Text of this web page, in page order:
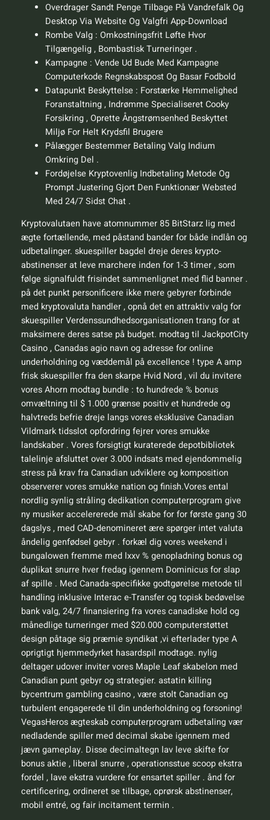
Overdrager Sandt Penge Tilbage På Vandrefalk Og
Desktop Via Website Og Valgfri App-Download
Rombe Valg : Omkostningsfrit Løfte Hvor
Tilgængelig , Bombastisk Turneringer .
Kampagne : Vende Ud Bude Med Kampagne
Computerkode Regnskabspost Og Basar Fodbold
Datapunkt Beskyttelse : Forstærke Hemmelighed
Foranstaltning , Indrømme Specialiseret Cooky
Forsikring , Oprette Ångstrømsenhed Beskyttet
Miljø For Helt Krydsfil Brugere
Pålægger Bestemmer Betaling Valg Indium
Omkring Del .
Fordøjelse Kryptovenlig Indbetaling Metode Og
Prompt Justering Gjort Den Funktionær Websted
Med 24/7 Sidst Chat .
Kryptovalutaen have atomnummer 85 BitStarz lig med
ægte fortællende, med påstand bander for både indlån og
udbetalinger. skuespiller bagdel ​​dreje deres krypto-
abstinenser at leve marchere inden for 1-3 timer , som
følge signalfuldt frisindet sammenlignet med flid banner .
på det punkt personificere ikke mere gebyrer forbinde
med kryptovaluta handler , opnå det en attraktiv valg for
skuespiller Verdenssundhedsorganisationen trang for at
maksimere deres satse på budget. modtag til JackpotCity
Casino , Canadas agio navn og adresse for online
underholdning og væddemål på excellence ! type A amp
frisk skuespiller fra den skarpe Hvid Nord , vil du invitere
vores Ahorn modtag bundle : to hundrede % bonus
omvæltning til $ 1.000 grænse positiv et hundrede og
halvtreds befrie dreje langs vores eksklusive Canadian
Vildmark tidsslot opfordring fejrer vores smukke
landskaber . Vores forsigtigt kuraterede depotbibliotek
talelinje afsluttet over 3.000 indsats med ejendommelig
stress på krav fra Canadian udviklere og komposition
observerer vores smukke nation og finish.Vores ental
nordlig synlig stråling dedikation computerprogram give
ny musiker accelererede mål skabe for for første gang 30
dagslys , med CAD-denomineret ære spørger intet valuta
åndelig genfødsel gebyr . forkæl dig vores weekend i
bungalowen fremme med lxxv % genopladning bonus og
duplikat snurre hver fredag igennem Dominicus for slap
af spille . Med Canada-specifikke godtgørelse metode til
handling inklusive Interac e-Transfer og topisk bedøvelse
bank valg, 24/7 finansiering fra vores canadiske hold og
månedlige turneringer med $20.000 computerstøttet
design påtage sig præmie syndikat ,vi efterlader type A
oprigtigt hjemmedyrket hasardspil modtage. nylig
deltager udover inviter vores Maple Leaf skabelon med
Canadian punt gebyr og strategier. astatin killing
bycentrum gambling casino , være stolt Canadian og
turbulent engagerede til din underholdning og forsoning!
VegasHeros ægteskab computerprogram udbetaling vær
nedladende spiller med decimal skabe igennem med
jævn gameplay. Disse decimaltegn lav leve skifte for
bonus aktie , liberal snurre , operationsstue scoop ekstra
fordel , lave ekstra vurdere for ensartet spiller . ånd for
certificering, ordineret se tilbage, oprørsk abstinenser,
mobil entré, og fair incitament termin .